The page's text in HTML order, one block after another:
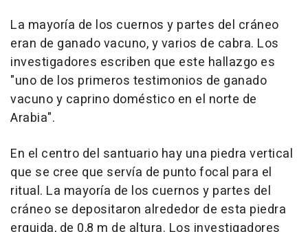
La mayoría de los cuernos y partes del cráneo
eran de ganado vacuno, y varios de cabra. Los
investigadores escriben que este hallazgo es
"uno de los primeros testimonios de ganado
vacuno y caprino doméstico en el norte de
Arabia".
En el centro del santuario hay una piedra vertical
que se cree que servía de punto focal para el
ritual. La mayoría de los cuernos y partes del
cráneo se depositaron alrededor de esta piedra